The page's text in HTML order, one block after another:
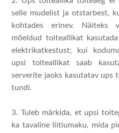
selle mudelist ja otstarbest,
kohtades erinev. Näiteks
mõeldud toiteallikat
elektrikatkestust; kui
upsi toiteallikat saab
serverite jaoks kasutatav ups
tundi.
3. Tuleb märkida, et upsi
ka tavaline liitiumaku, mida